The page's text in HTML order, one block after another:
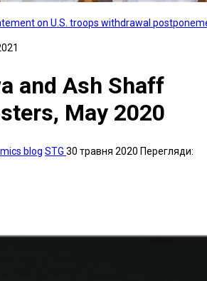
on U.S. troops withdrawal
and Ash Shaff
May 2020
blog STG 30 травня 2020 Перегляди: